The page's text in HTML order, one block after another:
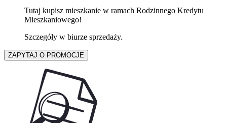
Tutaj kupisz mieszkanie w ramach Rodzinnego Kredytu
Mieszkaniowego!
Szczegóły w biurze sprzedaży.
ZAPYTAJ O PROMOCJE